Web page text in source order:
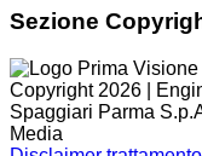
Sezione
Copyright 2026 |
Spaggiari Parma
Media